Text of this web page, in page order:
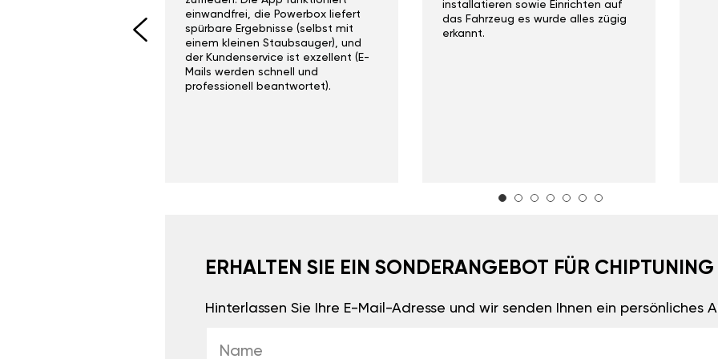
einwandfrei, die Powerbox liefert
spürbare Ergebnisse (selbst mit
einem kleinen Staubsauger), und
der Kundenservice ist exzellent (E-
Mails werden schnell und
professionell beantwortet).
installatieren sowie Einrichten auf
das Fahrzeug es wurde alles zügig
erkannt.
ERHALTEN SIE EIN SONDERANGEBOT FÜR CHIPTUNING
Hinterlassen Sie Ihre E-Mail-Adresse und wir senden Ihnen ein persönliches